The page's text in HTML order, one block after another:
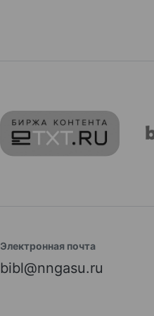
Электронная почта
bibl@nngasu.ru